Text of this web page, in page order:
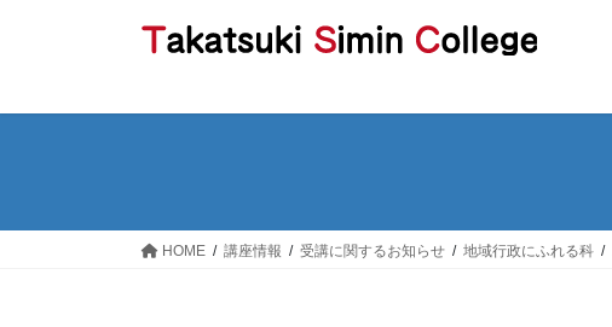
HOME 講座情報 受講に関するお知らせ 地域行政にふれる科